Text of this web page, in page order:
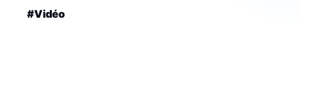
#Vidéo